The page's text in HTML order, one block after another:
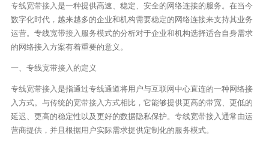
专线宽带接入 是一种提供高速、稳定、安全的网络连接的服务。在当今
数字化时代，越来越多的企业和机构需要稳定的网络连接来支持其业务
运营。专线宽带接入 服务模式的分析对于企业和机构选择适合自身需求
的网络接入方案有着重要的意义。
一、专线宽带接入 的定义
专线宽带接入 是指通过专线通道将用户与互联网中心直连的一种网络接
入方式。与传统的宽带接入方式相比，它能够提供更高的带宽、更低的
延迟、更高的稳定性以及更好的数据隐私保护。专线宽带接入通常由运
营商提供，并且根据用户实际需求提供定制化的服务模式。